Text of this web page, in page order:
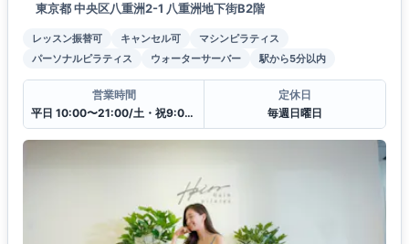
東京都 中央区八重洲2-1 八重洲地下街B2階
レッスン振替可 キャンセル可
マシンピラティス
パーソナルピラティス
ウォーターサーバー 駅から5分以内
営業時間
平日 10:00〜21:00/土・祝9:00〜20:00
定休日
毎週日曜日